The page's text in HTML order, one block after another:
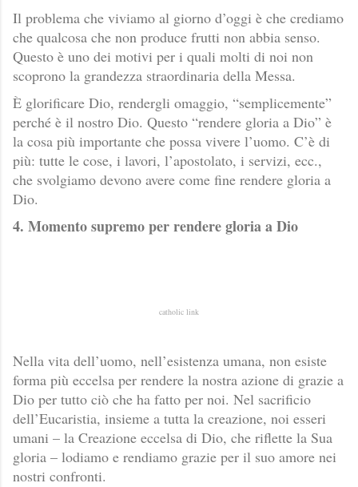
Il problema che viviamo al giorno d’oggi è che crediamo
che qualcosa che non produce frutti non abbia senso.
Questo è uno dei motivi per i quali molti di noi non
scoprono la grandezza straordinaria della Messa.
È glorificare Dio, rendergli omaggio, “semplicemente”
perché è il nostro Dio. Questo “rendere gloria a Dio” è
la cosa più importante che possa vivere l’uomo. C’è di
più: tutte le cose, i lavori, l’apostolato, i servizi, ecc.,
che svolgiamo devono avere come fine rendere gloria a
Dio.
4. Momento supremo per rendere gloria a Dio
catholic link
Nella vita dell’uomo, nell’esistenza umana, non esiste
forma più eccelsa per rendere la nostra azione di grazie a
Dio per tutto ciò che ha fatto per noi. Nel sacrificio
dell’Eucaristia, insieme a tutta la creazione, noi esseri
umani – la Creazione eccelsa di Dio, che riflette la Sua
gloria – lodiamo e rendiamo grazie per il suo amore nei
nostri confronti.